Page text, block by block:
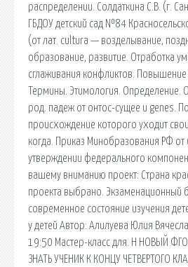
распределении. Солдаткина С.В. (г.
ГБДОУ детский сад №84
(от лат. cultura — возделывание,
образование, развитие. Отработка
сглаживания конфликтов. Повышение
Термины. Этимология. Определение.
род. падеж от онтос-сущее и genes.
происхождение которого уходит
когда. Приказ Минобразования РФ
утверждении федерального
вашему вниманию проект: Страна
проекта выбрано. Экзаменационный
современное состояние изучения
у детей Автор: Алилуева Юлия
19:50 Мастер-класс для. Н НОВЫЙ
ЗНАТЬ УЧЕНИК К КОНЦУ ЧЕТВЕРТОГО